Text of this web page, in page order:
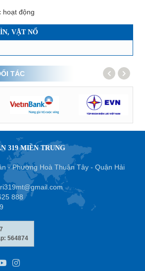
hoạt động
VẬT NỔ
TÁC
319 MIỀN TRUNG
- Phường Hoà Thuận Tây - Quận Hải
888
564874